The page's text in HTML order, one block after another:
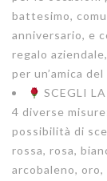
battesimo,
anniversario, e
regalo
per un’amica
SCEGLI
4 diverse
possibilità di
rossa, rosa,
arcobaleno,